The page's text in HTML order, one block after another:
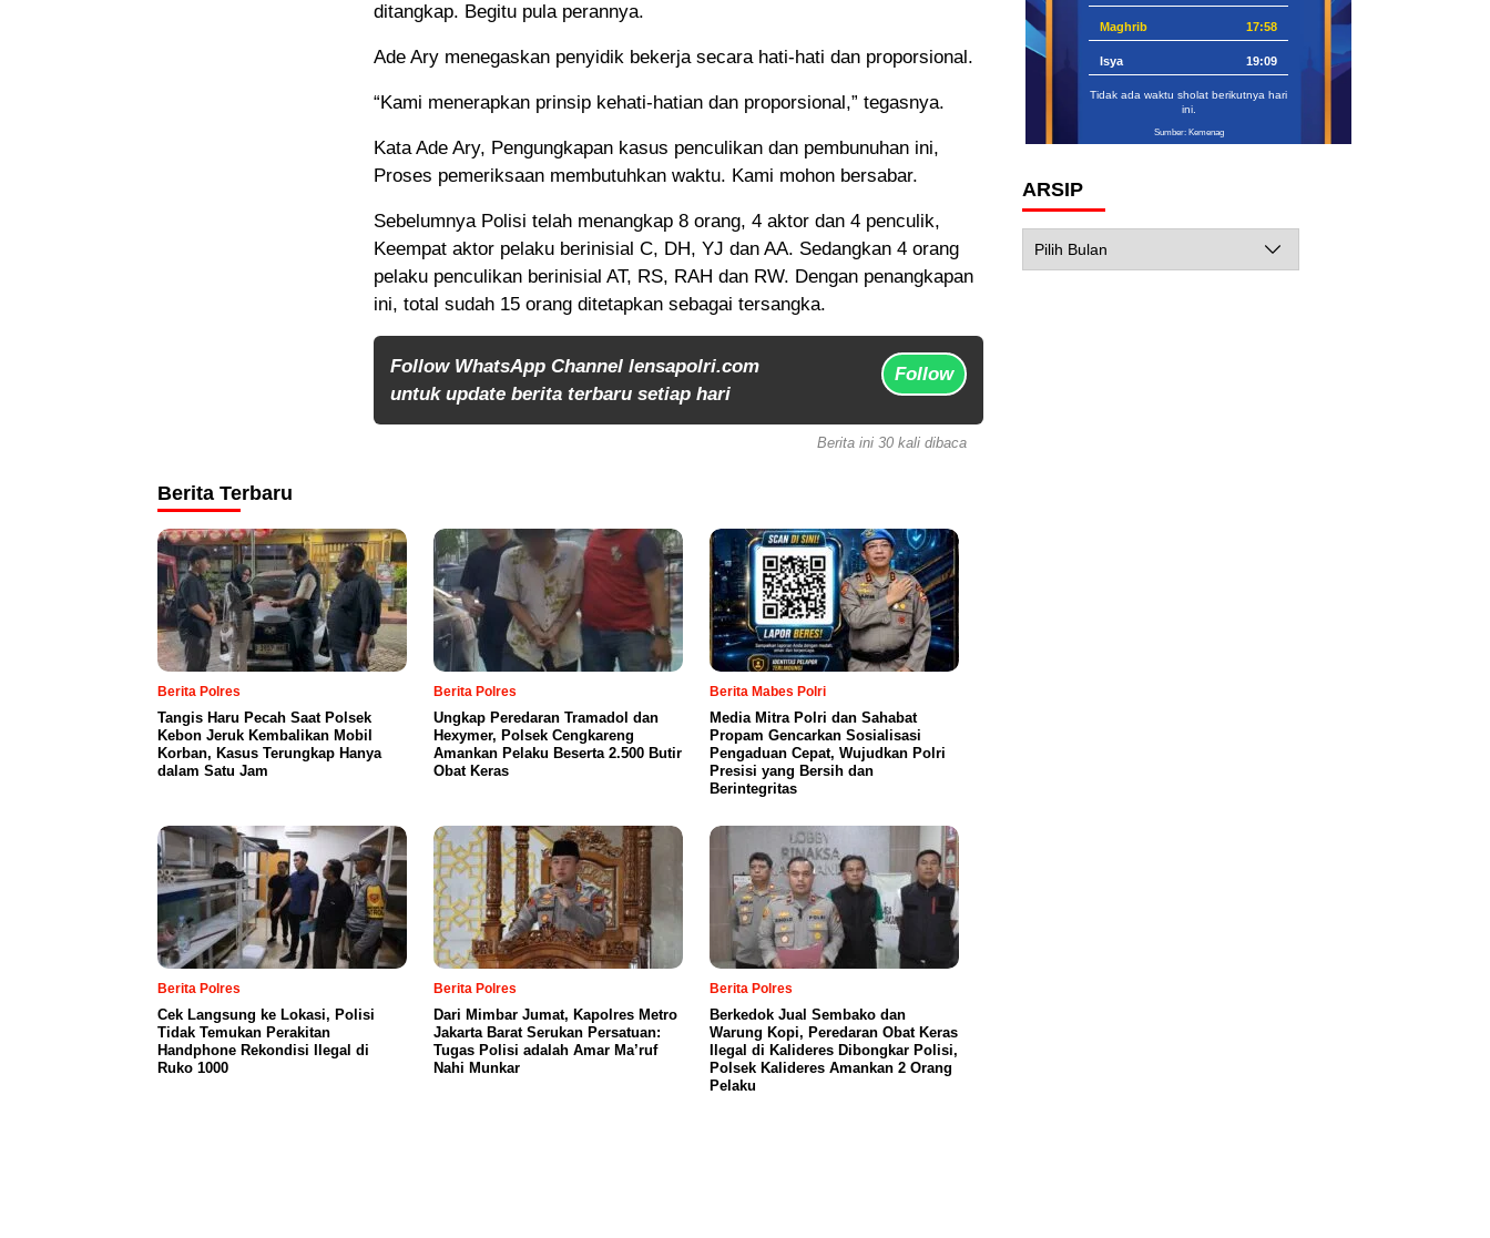
ditangkap. Begitu pula perannya.
Ade Ary menegaskan penyidik bekerja secara hati-hati dan proporsional.
“Kami menerapkan prinsip kehati-hatian dan proporsional,” tegasnya.
Kata Ade Ary, Pengungkapan kasus penculikan dan pembunuhan ini,
Proses pemeriksaan membutuhkan waktu. Kami mohon bersabar.
Sebelumnya Polisi telah menangkap 8 orang, 4 aktor dan 4 penculik,
Keempat aktor pelaku berinisial C, DH, YJ dan AA. Sedangkan 4 orang
pelaku penculikan berinisial AT, RS, RAH dan RW. Dengan penangkapan
ini, total sudah 15 orang ditetapkan sebagai tersangka.
Follow WhatsApp Channel lensapolri.com
untuk update berita terbaru setiap hari
Follow
Berita ini 30 kali dibaca
Berita Terbaru
Berita Polres
Tangis Haru Pecah Saat Polsek
Kebon Jeruk Kembalikan Mobil
Korban, Kasus Terungkap Hanya
dalam Satu Jam
Berita Polres
Ungkap Peredaran Tramadol dan
Hexymer, Polsek Cengkareng
Amankan Pelaku Beserta 2.500 Butir
Obat Keras
Berita Mabes Polri
Media Mitra Polri dan Sahabat
Propam Gencarkan Sosialisasi
Pengaduan Cepat, Wujudkan Polri
Presisi yang Bersih dan
Berintegritas
Berita Polres
Cek Langsung ke Lokasi, Polisi
Tidak Temukan Perakitan
Handphone Rekondisi Ilegal di
Ruko 1000
Berita Polres
Dari Mimbar Jumat, Kapolres Metro
Jakarta Barat Serukan Persatuan:
Tugas Polisi adalah Amar Ma’ruf
Nahi Munkar
Berita Polres
Berkedok Jual Sembako dan
Warung Kopi, Peredaran Obat Keras
Ilegal di Kalideres Dibongkar Polisi,
Polsek Kalideres Amankan 2 Orang
Pelaku
Maghrib 17:58
Isya 19:09
Tidak ada waktu sholat berikutnya hari
ini.
Sumber: Kemenag
ARSIP